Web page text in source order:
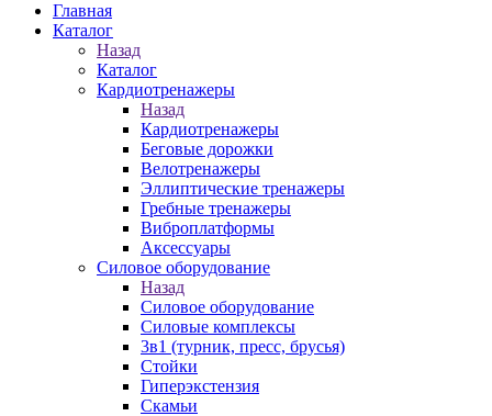
Главная
Каталог
Назад
Каталог
Кардиотренажеры
Назад
Кардиотренажеры
Беговые дорожки
Велотренажеры
Эллиптические тренажеры
Гребные тренажеры
Виброплатформы
Аксессуары
Силовое оборудование
Назад
Силовое оборудование
Силовые комплексы
3в1 (турник, пресс, брусья)
Стойки
Гиперэкстензия
Скамьи